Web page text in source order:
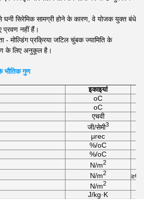
घनी सिरेमिक सामग्री होने के कारण, वे योजक युक्त बंधे
प्रवण नहीं हैं।
- मोल्डिंग प्रक्रिया जटिल चुंबक ज्यामिति के
के लिए अनुकूल है।
भौतिक गुण
इकाइयां
oC
oC
एचवी
जी/सेमी3
μrec
%/oC
%/oC
N/m2
N/m2
N/m2
J/kg·K